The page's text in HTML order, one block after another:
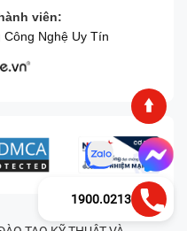
viên:
Công Nghệ Uy Tín
1900.0213